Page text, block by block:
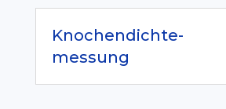
Knochendichte-
messung